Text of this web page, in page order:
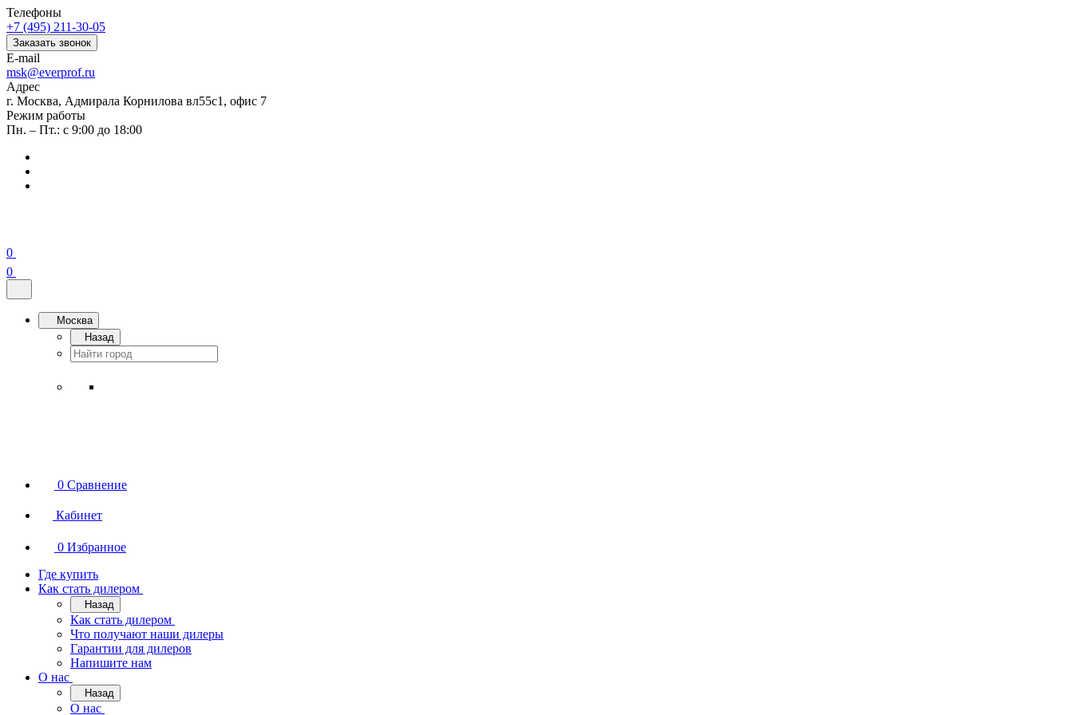
Телефоны
+7 (495) 211-30-05
Заказать звонок
E-mail
msk@everprof.ru
Адрес
г. Москва, Адмирала Корнилова вл55с1, офис 7
Режим работы
Пн. – Пт.: с 9:00 до 18:00
0
0
Москва
Назад
0 Сравнение
Кабинет
0 Избранное
Где купить
Как стать дилером
Назад
Как стать дилером
Что получают наши дилеры
Гарантии для дилеров
Напишите нам
О нас
Назад
О нас